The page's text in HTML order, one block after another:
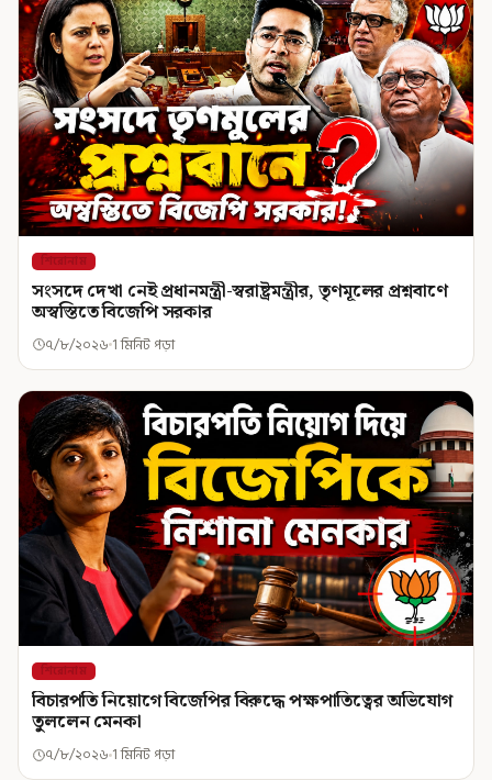
শিরোনাম
সংসদে দেখা নেই প্রধানমন্ত্রী-স্বরাষ্ট্রমন্ত্রীর, তৃণমূলের প্রশ্নবাণে
অস্বস্তিতে বিজেপি সরকার
৭/৮/২০২৬ 1 মিনিট পড়া
শিরোনাম
বিচারপতি নিয়োগে বিজেপির বিরুদ্ধে পক্ষপাতিত্বের অভিযোগ
তুললেন মেনকা
৭/৮/২০২৬ 1 মিনিট পড়া